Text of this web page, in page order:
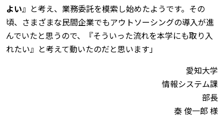
よい』と考え、業務委託を模索し始めたようです。その
頃、さまざまな民間企業でもアウトソーシングの導入が進
んでいたと思うので、『そういった流れを本学にも取り入
れたい』と考えて動いたのだと思います」
愛知大学
情報システム課
部長
秦 俊一郎 様